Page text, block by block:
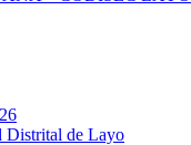
Distrital de Layo